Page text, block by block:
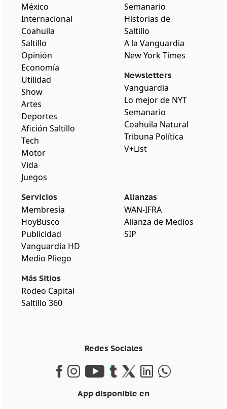
México
Internacional
Coahuila
Saltillo
Opinión
Economía
Utilidad
Show
Artes
Deportes
Afición Saltillo
Tech
Motor
Vida
Juegos
Semanario
Historias de
Saltillo
A la Vanguardia
New York Times
Newsletters
Vanguardia
Lo mejor de NYT
Semanario
Coahuila Natural
Tribuna Política
V+List
Servicios
Membresía
HoyBusco
Publicidad
Vanguardia HD
Medio Pliego
Más Sitios
Rodeo Capital
Saltillo 360
Alianzas
WAN-IFRA
Alianza de Medios
SIP
Redes Sociales
App disponible en